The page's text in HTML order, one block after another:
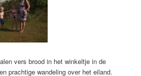
vers brood in het winkeltje in de
prachtige wandeling over het eiland.